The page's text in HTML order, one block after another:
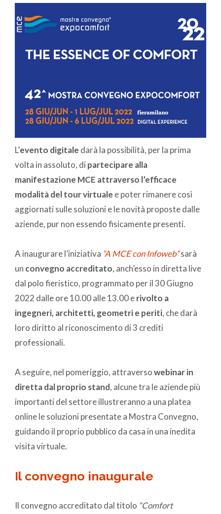
L’evento digitale darà la possibilità, per la prima
volta in assoluto, di partecipare alla
manifestazione MCE attraverso l’efficace
modalità del tour virtuale e poter rimanere così
aggiornati sulle soluzioni e le novità proposte dalle
aziende, pur non essendo fisicamente presenti.
A inaugurare l’iniziativa “A MCE con Infoweb”sarà
un convegno accreditato, anch’esso in diretta live
dal polo fieristico, programmato per il 30 Giugno
2022 dalle ore 10.00 alle 13.00 erivolto a
ingegneri, architetti, geometri e periti, che darà
loro diritto al riconoscimento di 3 crediti
professionali.
A seguire, nel pomeriggio, attraversowebinar in
diretta dal proprio stand, alcune tra le aziende più
importanti del settore illustreranno a una platea
online le soluzioni presentate a Mostra Convegno,
guidando il proprio pubblico da casa in una inedita
visita virtuale.
Il convegno inaugurale
Il convegno accreditato dal titolo “Comfort